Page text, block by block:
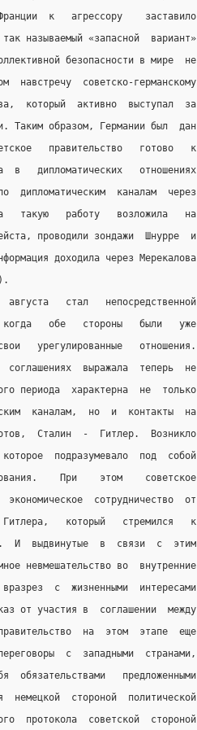
к   агрессору    заставило
называемый «запасной  вариант»
безопасности в мире  не
навстречу  советско-германскому
который  активно  выступал  за
Таким образом, Германии был  дан
правительство   готово   к
в   дипломатических   отношениях
дипломатическим  каналам  через
такую   работу   возложила   на
проводили зондажи  Шнурре  и
доходила через Мерекалова
августа   стал   непосредственной
обе   стороны   были   уже
урегулированные   отношения.
соглашениях  выражала  теперь  не
периода  характерна  не  только
каналам,  но  и  контакты  на
Сталин  -  Гитлер.  Возникло
подразумевало  под  собой
При    этом    советское
экономическое  сотрудничество  от
который   стремился   к
И  выдвинутые  в  связи  с  этим
невмешательство во  внутренние
с  жизненными  интересами
от участия в  соглашении  между
на  этом  этапе  еще
с  западными  странами,
обязательствами   предложенными
немецкой  стороной  политической
протокола  советской  стороной